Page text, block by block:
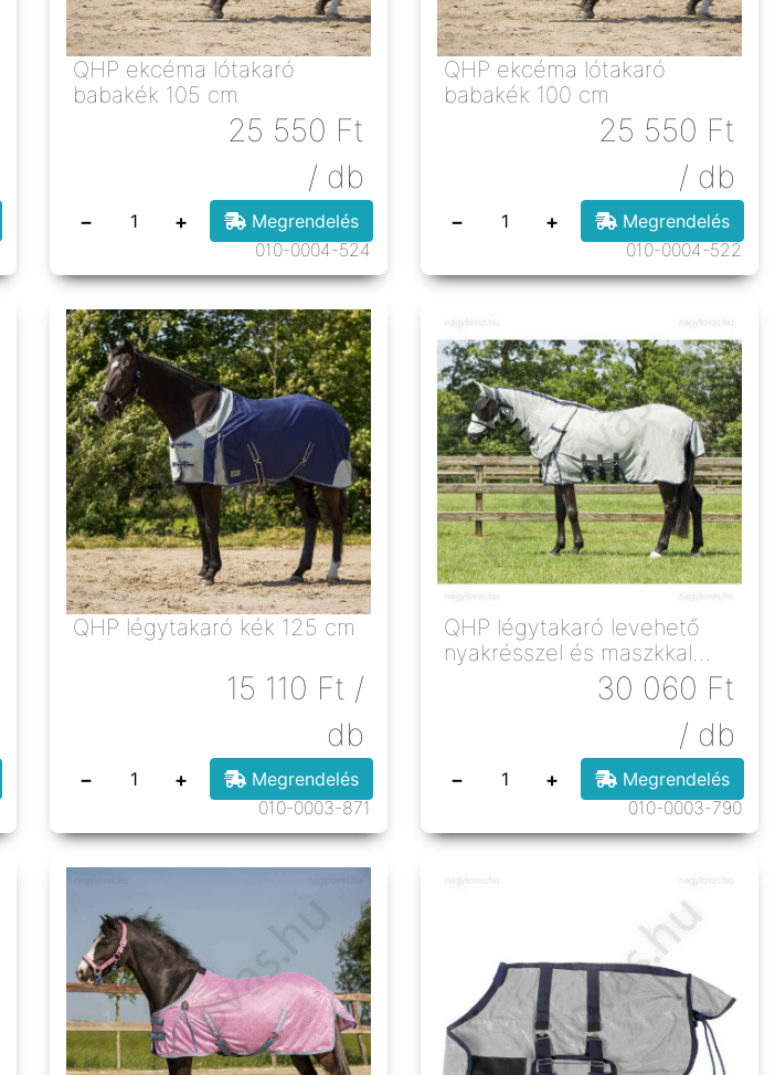
QHP ekcéma lótakaró
babakék 105 cm
25 550 Ft
/ db
− +
Megrendelés
010-0004-524
QHP ekcéma lótakaró
babakék 100 cm
25 550 Ft
/ db
− +
Megrendelés
010-0004-522
QHP légytakaró kék 125 cm
15 110 Ft /
db
− +
Megrendelés
010-0003-871
QHP légytakaró levehető
nyakrésszel és maszkkal
30 060 Ft
/ db
− +
Megrendelés
010-0003-790